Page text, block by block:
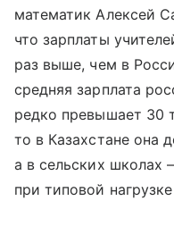
математик Алексей
что зарплаты
раз выше, чем в
средняя зарплата
редко превышает 30
то в Казахстане она
а в сельских школах
при типовой